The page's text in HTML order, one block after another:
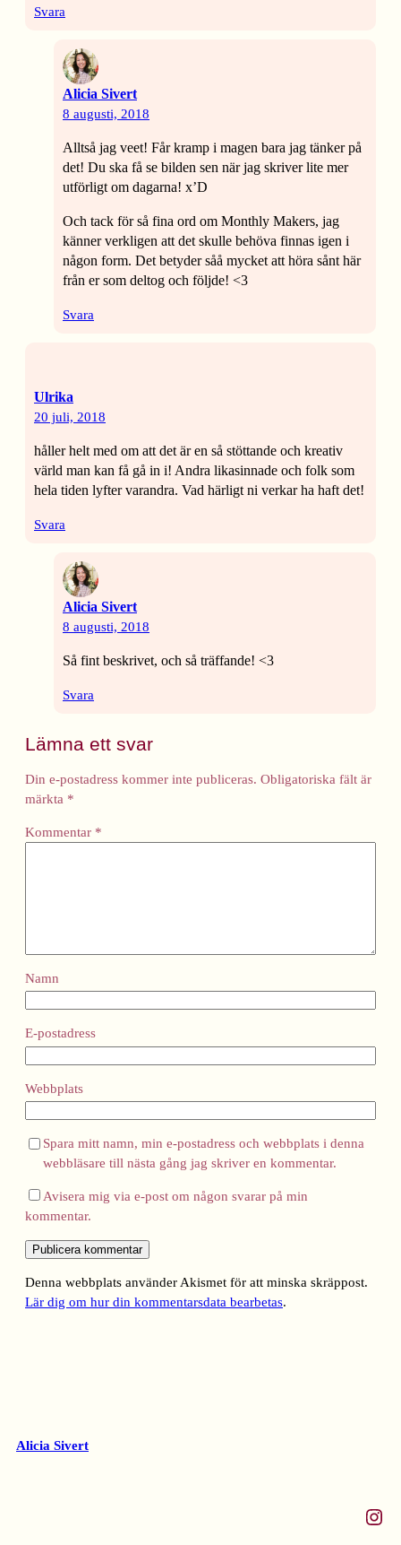
Svara
Alicia Sivert
8 augusti, 2018
Alltså jag veet! Får kramp i magen bara jag tänker på
det! Du ska få se bilden sen när jag skriver lite mer
utförligt om dagarna! x’D
Och tack för så fina ord om Monthly Makers, jag
känner verkligen att det skulle behöva finnas igen i
någon form. Det betyder såå mycket att höra sånt här
från er som deltog och följde! <3
Svara
Ulrika
20 juli, 2018
håller helt med om att det är en så stöttande och kreativ
värld man kan få gå in i! Andra likasinnade och folk som
hela tiden lyfter varandra. Vad härligt ni verkar ha haft det!
Svara
Alicia Sivert
8 augusti, 2018
Så fint beskrivet, och så träffande! <3
Svara
Lämna ett svar
Din e-postadress kommer inte publiceras. Obligatoriska fält är
märkta *
Kommentar *
Namn
E-postadress
Webbplats
Spara mitt namn, min e-postadress och webbplats i denna
webbläsare till nästa gång jag skriver en kommentar.
Avisera mig via e-post om någon svarar på min
kommentar.
Denna webbplats använder Akismet för att minska skräppost.
Lär dig om hur din kommentarsdata bearbetas.
Alicia Sivert
Instagram